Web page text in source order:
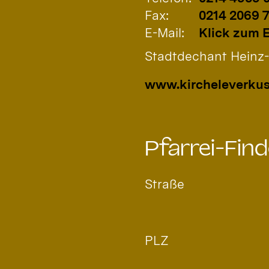
Fax:
0214 2069
E-Mail:
Klick zum
Stadtdechant
Pfarrei-
Straße
PLZ